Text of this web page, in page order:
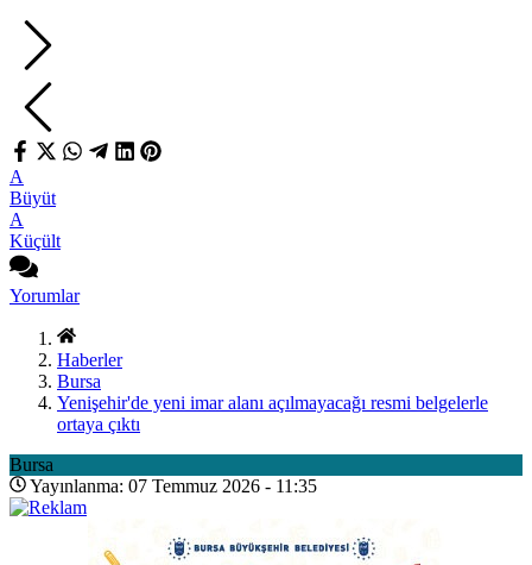
A
Büyüt
A
Küçült
Yorumlar
Haberler
Bursa
Yenişehir'de yeni imar alanı açılmayacağı resmi belgelerle
ortaya çıktı
Bursa
Yayınlanma: 07 Temmuz 2026 - 11:35